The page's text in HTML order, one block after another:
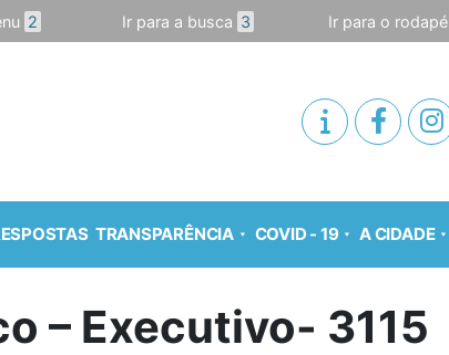
2 Ir para a busca 3 Ir para o rodapé
TRANSPARÊNCIA COVID - 19 A CIDADE
– Executivo- 3115